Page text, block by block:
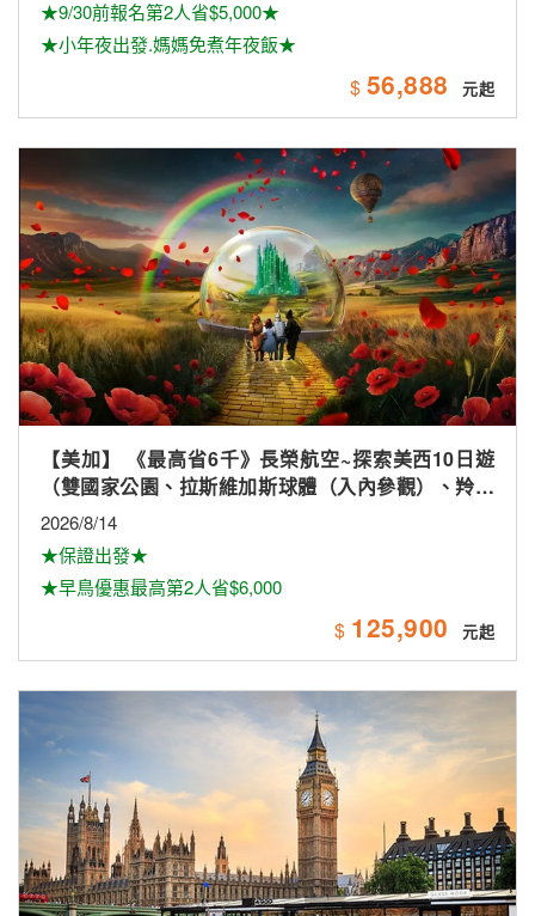
★保證出發★
★早鳥優惠最高第2人省$6,000
$125,900
【歐洲】英格蘭、蘇格蘭、愛爾蘭全覽16天【倫敦市
區飯店2晚、唯美小鎮、景觀火車、雙酒廠、米其林、
雙大學城、下午茶
2026/8/28
★長榮航空★直飛倫敦★
$222,900